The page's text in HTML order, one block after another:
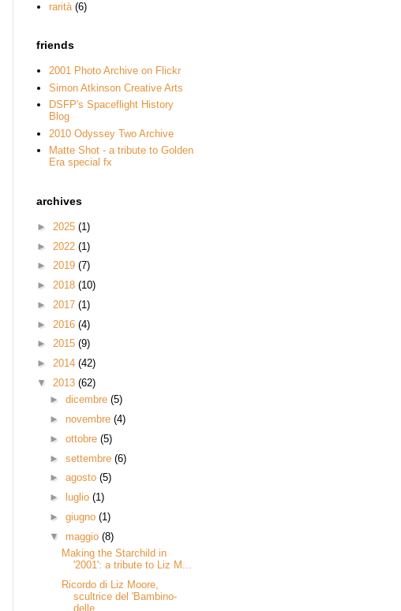
rarità (6)
friends
2001 Photo Archive on Flickr
Simon Atkinson Creative Arts
DSFP's Spaceflight History
Blog
2010 Odyssey Two Archive
Matte Shot - a tribute to Golden
Era special fx
archives
► 2025 (1)
► 2022 (1)
► 2019 (7)
► 2018 (10)
► 2017 (1)
► 2016 (4)
► 2015 (9)
► 2014 (42)
▼ 2013 (62)
► dicembre (5)
► novembre (4)
► ottobre (5)
► settembre (6)
► agosto (5)
►
luglio (1)
► giugno (1)
▼ maggio (8)
Making the Starchild in
'2001': a tribute to Liz M...
Ricordo di Liz Moore,
scultrice del 'Bambino-
delle...